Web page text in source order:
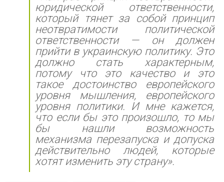
юридической ответственности,
который тянет за собой принцип
неотвратимости политической
ответственности — он должен
прийти в украинскую политику. Это
должно стать характерным,
потому что это качество и это
такое достоинство европейского
уровня мышления, европейского
уровня политики. И мне кажется,
что если бы это произошло, то мы
бы нашли возможность
механизма перезапуска и допуска
действительно людей, которые
хотят изменить эту страну».